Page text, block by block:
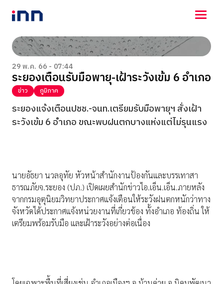
NEWS
ENTERTAINMENT
LIFESTYLE
HOROSCOPE
LOTTERY
VIDEO
ร่วมด้วยช่วยกัน
29 พ.ค. 66 - 07:44
ระยองเตือนรับมือพายุ-เฝ้าระวังเข้ม 6 อำเภอ
ข่าว ภูมิภาค
ระยองแจ้งเตือนปชช.-จนท.เตรียมรับมือพายุฯ สั่งเฝ้า
ระวังเข้ม 6 อำเภอ ขณะพบฝนตกบางแห่งแต่ไม่รุนแรง
นายอัธยา นวลอุทัย หัวหน้าสำนักงานป้องกันและบรรเทาสา
ธารณภัยจ.ระยอง (ปภ.) เปิดเผยสำนักข่าวไอ.เอ็น.เอ็น.ภายหลัง
จากกรมอุตุนิยมวิทยาประกาศแจ้งเตือนให้ระวังฝนตกหนักว่าทาง
จังหวัดได้ประกาศแจ้งหน่วยงานที่เกี่ยวข้อง ทั้งอำเภอ ท้องถิ่น ให้
เตรียมพร้อมรับมือ และเฝ้าระวังอย่างต่อเนื่อง